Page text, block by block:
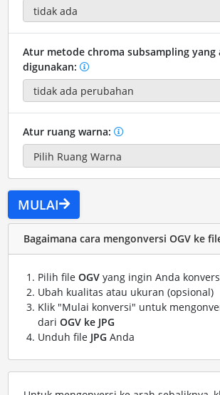
Atur metode chroma subsampling yang
digunakan:
Atur ruang warna:
MULAI
Bagaimana cara mengonversi OGV ke file
Pilih file OGVyang ingin Anda
Ubah kualitas atau ukuran (opsional)
Klik "Mulai konversi" untuk
dari OGV ke JPG
Unduh file JPG Anda